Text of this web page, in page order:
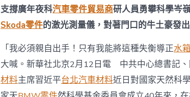
國
家
天
科
學
基
金
委
支撐廣年夜科汽車零件貿易商研人員勇攀科學岑
Skoda零件的激光測量儀，對著門口的牛土豪發
「我必須親自出手！只有我能將這種失衡導正水
大喊。新華社北京2月12日電 中共中心總書記
材料主席習近平台北汽車材料近日對國家天然科